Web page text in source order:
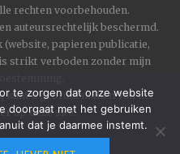
rechten voorbehouden.
auteursrechtelijk beschermd.
papieren publicatie,
strikt verboden zonder mijn
kunt u gebruik maken van het
op deze site.
te zorgen dat onze website
doorgaat met het gebruiken
dat je daarmee instemt.